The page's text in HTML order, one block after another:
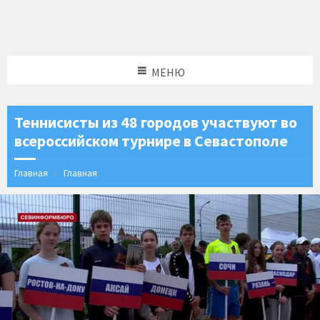
МЕНЮ
Теннисисты из 48 городов участвуют во
всероссийском турнире в Севастополе
Главная Главная